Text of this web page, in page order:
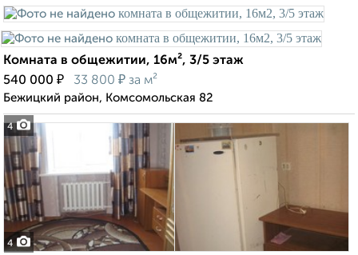
4
Комната в общежитии, 16м², 3/5 этаж
540 000 ₽ 33 800 ₽ за м²
Бежицкий район, Комсомольская 82
4